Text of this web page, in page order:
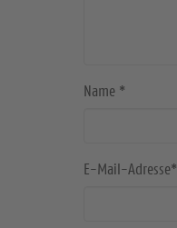
Name *
E-Mail-Adresse*